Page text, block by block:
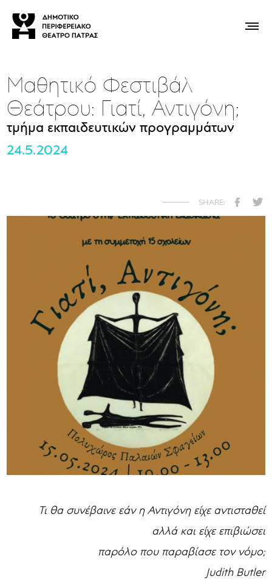
Μαθητικό Φεστιβάλ
Θεάτρου: Γιατί, Αντιγόνη;
τμήμα εκπαιδευτικών προγραμμάτων
24.5.2024
Τι θα συνέβαινε εάν η Αντιγόνη είχε αντισταθεί
αλλά και είχε επιβιώσει
παρόλο που παραβίασε τον νόμο;
Judith Butler